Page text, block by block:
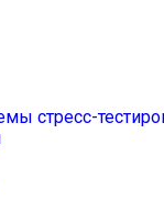
стресс-